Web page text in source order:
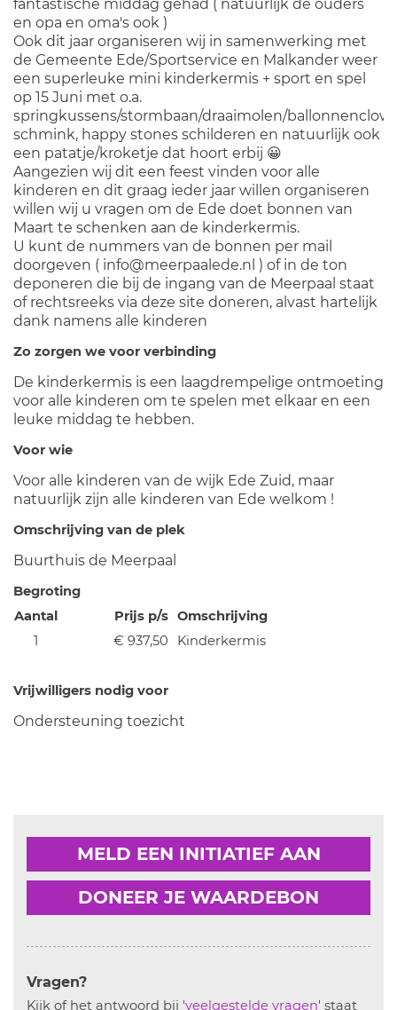
fantastische middag gehad ( natuurlijk de ouders
en opa en oma's ook )
Ook dit jaar organiseren wij in samenwerking met
de Gemeente Ede/Sportservice en Malkander weer
een superleuke mini kinderkermis + sport en spel
op 15 Juni met o.a.
springkussens/stormbaan/draaimolen/
schmink, happy stones schilderen en natuurlijk ook
een patatje/kroketje dat hoort erbij 😀
Aangezien wij dit een feest vinden voor alle
kinderen en dit graag ieder jaar willen organiseren
willen wij u vragen om de Ede doet bonnen van
Maart te schenken aan de kinderkermis.
U kunt de nummers van de bonnen per mail
doorgeven ( info@meerpaalede.nl ) of in de ton
deponeren die bij de ingang van de Meerpaal staat
of rechtsreeks via deze site doneren, alvast hartelijk
dank namens alle kinderen
Zo zorgen we voor verbinding
De kinderkermis is een laagdrempelige ontmoeting
voor alle kinderen om te spelen met elkaar en een
leuke middag te hebben.
Voor wie
Voor alle kinderen van de wijk Ede Zuid, maar
natuurlijk zijn alle kinderen van Ede welkom !
Omschrijving van de plek
Buurthuis de Meerpaal
Begroting
Aantal
Prijs p/s Omschrijving
1
€ 937,50 Kinderkermis
Vrijwilligers nodig voor
Ondersteuning toezicht
MELD EEN INITIATIEF AAN
DONEER JE WAARDEBON
Vragen?
Kijk of het antwoord bij 'veelgestelde vragen' staat